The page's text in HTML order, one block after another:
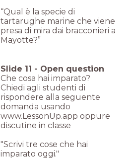
“Qual è la specie di
tartarughe marine che viene
presa di mira dai bracconieri a
Mayotte?”
Slide 11 - Open question
Che cosa hai imparato?
Chiedi agli studenti di
rispondere alla seguente
domanda usando
www.LessonUp.app oppure
discutine in classe
"Scrivi tre cose che hai
imparato oggi."